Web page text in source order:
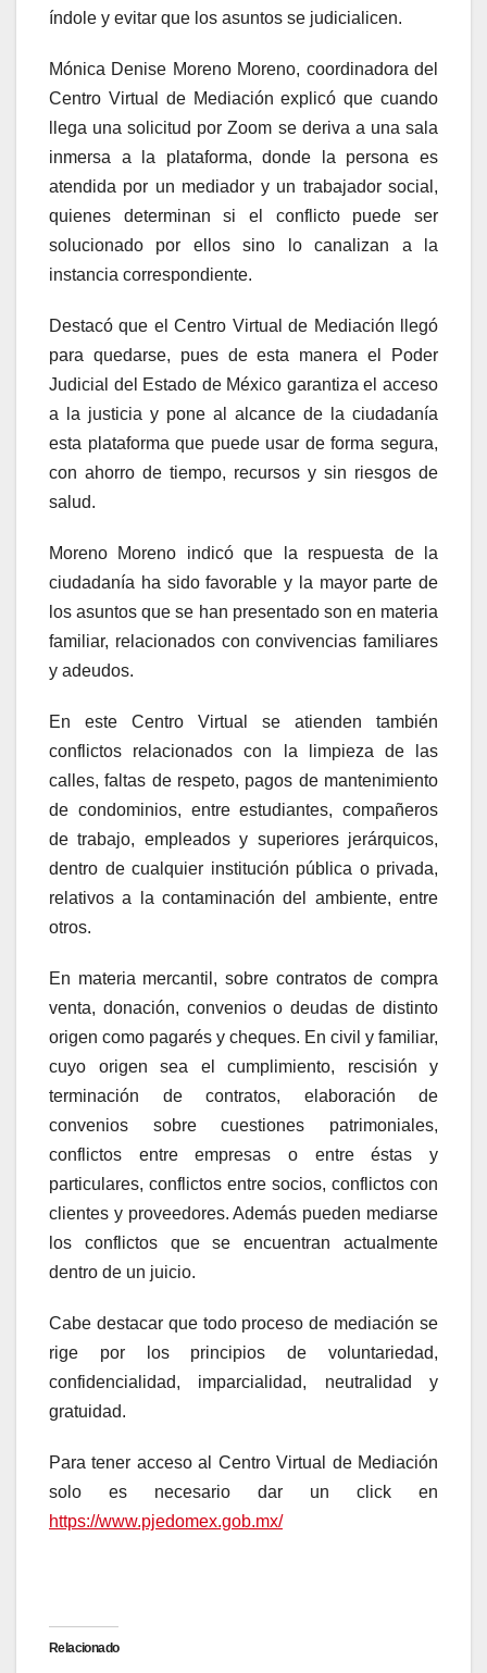
índole y evitar que los asuntos se judicialicen.
Mónica Denise Moreno Moreno, coordinadora del
Centro Virtual de Mediación explicó que cuando
llega una solicitud por Zoom se deriva a una sala
inmersa a la plataforma, donde la persona es
atendida por un mediador y un trabajador social,
quienes determinan si el conflicto puede ser
solucionado por ellos sino lo canalizan a la
instancia correspondiente.
Destacó que el Centro Virtual de Mediación llegó
para quedarse, pues de esta manera el Poder
Judicial del Estado de México garantiza el acceso
a la justicia y pone al alcance de la ciudadanía
esta plataforma que puede usar de forma segura,
con ahorro de tiempo, recursos y sin riesgos de
salud.
Moreno Moreno indicó que la respuesta de la
ciudadanía ha sido favorable y la mayor parte de
los asuntos que se han presentado son en materia
familiar, relacionados con convivencias familiares
y adeudos.
En este Centro Virtual se atienden también
conflictos relacionados con la limpieza de las
calles, faltas de respeto, pagos de mantenimiento
de condominios, entre estudiantes, compañeros
de trabajo, empleados y superiores jerárquicos,
dentro de cualquier institución pública o privada,
relativos a la contaminación del ambiente, entre
otros.
En materia mercantil, sobre contratos de compra
venta, donación, convenios o deudas de distinto
origen como pagarés y cheques. En civil y familiar,
cuyo origen sea el cumplimiento, rescisión y
terminación de contratos, elaboración de
convenios sobre cuestiones patrimoniales,
conflictos entre empresas o entre éstas y
particulares, conflictos entre socios, conflictos con
clientes y proveedores. Además pueden mediarse
los conflictos que se encuentran actualmente
dentro de un juicio.
Cabe destacar que todo proceso de mediación se
rige por los principios de voluntariedad,
confidencialidad, imparcialidad, neutralidad y
gratuidad.
Para tener acceso al Centro Virtual de Mediación
solo es necesario dar un click en
https://www.pjedomex.gob.mx/
Relacionado